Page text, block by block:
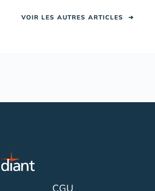
VOIR LES AUTRES ARTICLES ➜
CGU